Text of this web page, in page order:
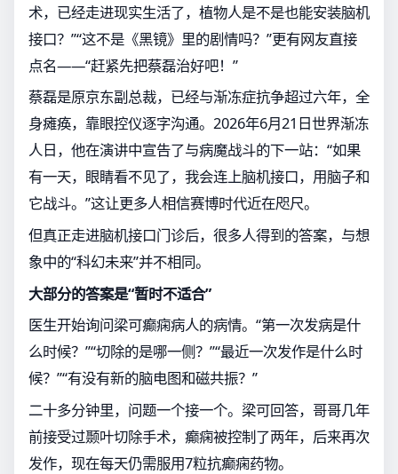
术，已经走进现实生活了，植物人是不是也能安装脑机
接口？”“这不是《黑镜》里的剧情吗？”更有网友直接
点名——“赶紧先把蔡磊治好吧！”
蔡磊是原京东副总裁，已经与渐冻症抗争超过六年，全
身瘫痪，靠眼控仪逐字沟通。2026年6月21日世界渐冻
人日，他在演讲中宣告了与病魔战斗的下一站：“如果
有一天，眼睛看不见了，我会连上脑机接口，用脑子和
它战斗。”这让更多人相信赛博时代近在咫尺。
但真正走进脑机接口门诊后，很多人得到的答案，与想
象中的“科幻未来”并不相同。
大部分的答案是“暂时不适合”
医生开始询问梁可癫痫病人的病情。“第一次发病是什
么时候？”“切除的是哪一侧？”“最近一次发作是什么时
候？”“有没有新的脑电图和磁共振？”
二十多分钟里，问题一个接一个。梁可回答，哥哥几年
前接受过颞叶切除手术，癫痫被控制了两年，后来再次
发作，现在每天仍需服用7粒抗癫痫药物。